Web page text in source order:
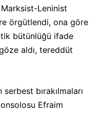
Leninist
örgütlendi, ona göre
bütünlüğü ifade
aldı, tereddüt
bırakılmaları
Efraim